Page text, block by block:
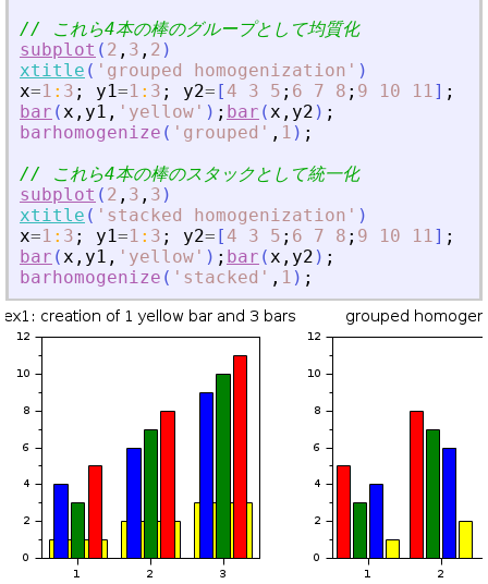
// これら4本の棒のグループとして均質化
subplot ( 2 , 3 , 2 )
xtitle ( ' grouped homogenization ' )
x=1 : 3 ; y1=1 : 3 ; y2= [ 4 3 5 ; 6 7 8 ; 9 10 11] ;
bar (x , y1 , ' yellow ' ) ; bar (x , y2 ) ;
barhomogenize ( ' grouped ' , 1 ) ;
// これら4本の棒のスタックとして統一化
subplot ( 2 , 3 , 3 )
xtitle ( ' stacked homogenization ' )
x=1 : 3 ; y1=1 : 3 ; y2= [ 4 3 5 ; 6 7 8 ; 9 10 11] ;
bar (x , y1 , ' yellow ' ) ; bar (x , y2 ) ;
barhomogenize ( ' stacked ' , 1 ) ;